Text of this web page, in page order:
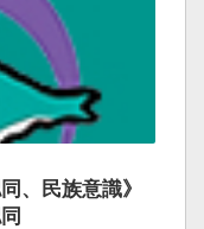
、民族意識》